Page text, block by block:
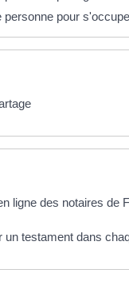
personne pour
ligne des notaires de
un testament dans